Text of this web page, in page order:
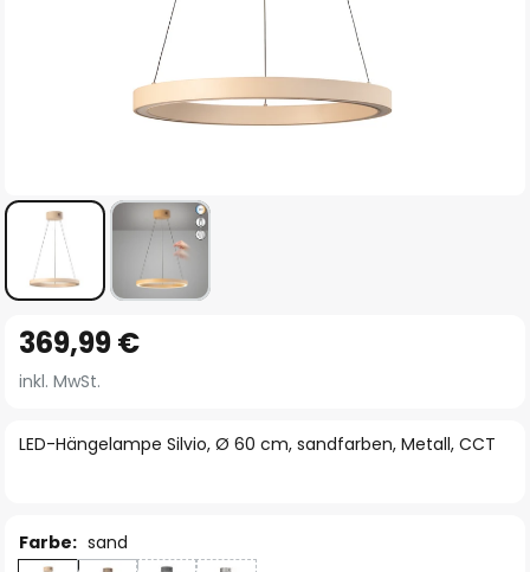
Anfang
der
springen
LED-Hängelampe Silvio, Ø 60 cm, sandfarben, Metall, CCT
369,99 €
inkl. MwSt.
Farbe: sand